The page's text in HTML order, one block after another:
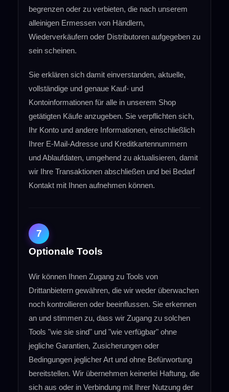
begrenzen oder zu verbieten, die nach unserem
alleinigen Ermessen von Händlern,
Wiederverkäufern oder Distributoren aufgegeben zu
sein scheinen.
Sie erklären sich damit einverstanden, aktuelle,
vollständige und genaue Kauf- und
Kontoinformationen für alle in unserem Shop
getätigten Käufe anzugeben. Sie verpflichten sich,
Ihr Konto und andere Informationen, einschließlich
Ihrer E-Mail-Adresse und Kreditkartennummern
und Ablaufdaten, umgehend zu aktualisieren, damit
wir Ihre Transaktionen abschließen und bei Bedarf
Kontakt mit Ihnen aufnehmen können.
7
Optionale Tools
Wir können Ihnen Zugang zu Tools von
Drittanbietern gewähren, die wir weder überwachen
noch kontrollieren oder beeinflussen. Sie erkennen
an und stimmen zu, dass wir Zugang zu solchen
Tools "wie sie sind" und "wie verfügbar" ohne
jegliche Garantien, Zusicherungen oder
Bedingungen jeglicher Art und ohne Befürwortung
bereitstellen. Wir übernehmen keinerlei Haftung, die
sich aus oder in Verbindung mit Ihrer Nutzung der